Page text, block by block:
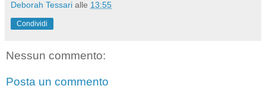
Deborah Tessari alle 13:55
Condividi
Nessun commento:
Posta un commento